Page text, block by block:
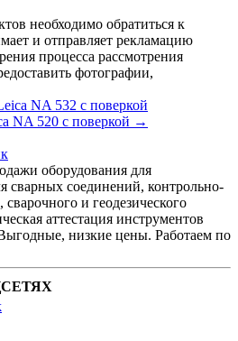
необходимо обратиться к
и отправляет рекламацию
процесса рассмотрения
фотографии,
NA 532 с поверкой
NA 520 с поверкой →
оборудования для
сварных соединений, контрольно-
и геодезического
аттестация инструментов
низкие цены. Работаем по